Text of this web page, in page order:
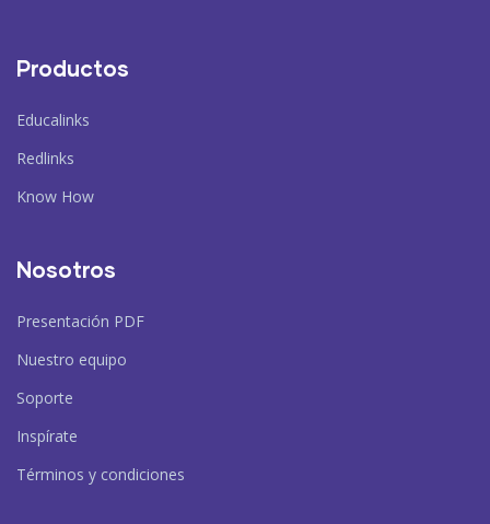
Productos
Educalinks
Redlinks
Know How
Nosotros
Presentación PDF
Nuestro equipo
Soporte
Inspírate
Términos y condiciones